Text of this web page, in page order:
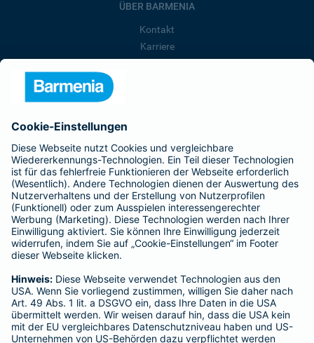
ÜBER BARMENIA
Kontakt
Karriere
Barmenia ist Teil der BarmeniaGothaer
BELIEBTE SEITEN
Kranken-Zusatzversicherung
Tierversicherungen
Haftpflichtversicherung
Hausratversicherung
Adresse ändern
Schaden melden
Kilometerstandsmeldung
Serviceübersicht